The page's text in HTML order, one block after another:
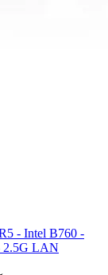
- Intel B760 -
2.5G LAN